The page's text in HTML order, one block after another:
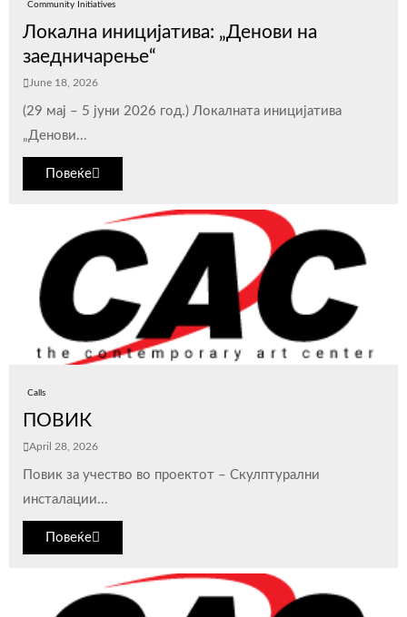
Community Initiatives
Локална иницијатива: „Денови на
заедничарење“
June 18, 2026
(29 мај – 5 јуни 2026 год.) Локалната иницијатива
„Денови...
Повеќе
Calls
ПОВИК
April 28, 2026
Повик за учество во проектот – Скулптурални
инсталации...
Повеќе